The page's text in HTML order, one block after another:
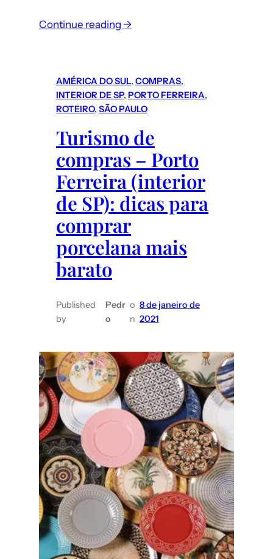
Continue reading →:
VelociCoaster
da
em
Orlando
(EUA)
AMÉRICA DO SUL, COMPRAS
INTERIOR DE SP, PORTO FERREIRA
ROTEIRO, SÃO PAULO
Turismo de
compras – Porto
Ferreira (interior
de SP): dicas para
comprar
porcelana mais
barato
Published
by
Pedr
o
o
n
8 de janeiro de
2021